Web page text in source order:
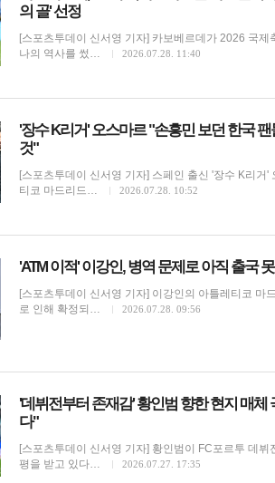
의 골' 선정
[스포츠투데이 신서영 기자] 카보베르데가 2026 국
나의 역사를 썼…
2026.07.28. 11:40
'장수 K리거' 오스마르 "손흥민 보던 한국
것"
[스포츠투데이 신서영 기자] 스페인 출신 '장수 K리거
티코 마드리드…
2026.07.28. 10:52
'ATM 이적' 이강인, 병역 문제로 아직 출국
[스포츠투데이 신서영 기자] 이강인의 아틀레티코 마
로 인해 확정되…
2026.07.28. 09:56
'데뷔전부터 존재감' 황인범 향한 현지 매체
다"
[스포츠투데이 신서영 기자] 황인범이 FC포르투 데
평을 받고 있다…
2026.07.27. 17:35